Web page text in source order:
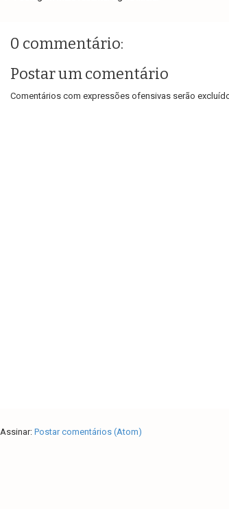
0 commentário:
Postar um comentário
Comentários com expressões ofensivas serão
Assinar: Postar comentários (Atom)